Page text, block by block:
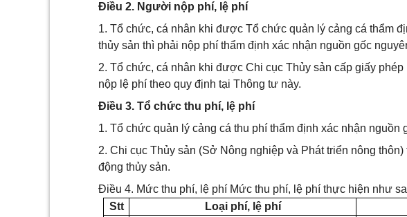
Điều 2. Người nộp phí, lệ phí
1. Tổ chức, cá nhân khi được Tổ chức quản lý cảng cá thẩm
thủy sản thì phải nộp phí thẩm định xác nhận nguồn gốc
2. Tổ chức, cá nhân khi được Chi cục Thủy sản cấp giấy
nộp lệ phí theo quy định tại Thông tư này.
Điều 3. Tổ chức thu phí, lệ phí
1. Tổ chức quản lý cảng cá thu phí thẩm định xác nhận nguồn
2. Chi cục Thủy sản (Sở Nông nghiệp và Phát triển nông
động thủy sản.
Điều 4. Mức thu phí, lệ phí Mức thu phí, lệ phí thực hiện như
Stt
Loại phí, lệ phí